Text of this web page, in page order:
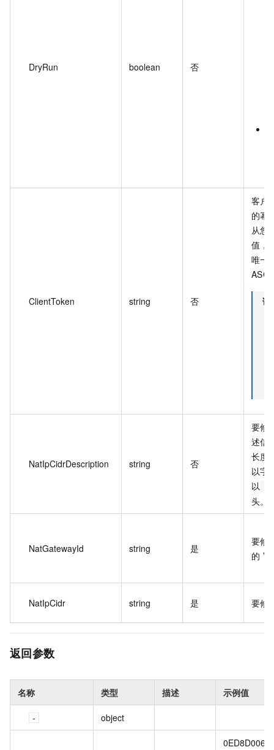
DryRun boolean 否
ClientToken string 否
客户
的幂
从您
值，
唯一
说
NatIpCidrDescription string 否
要修
述信
长度
以字
以
头。
NatGatewayId string 是
要修
的
NatIpCidr string 是 要修
返回参数
名称 类型 描述 示例值
object
0ED8D006-